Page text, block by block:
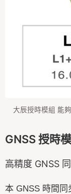
大辰授時模組 能
GNSS 授時
高精度 GNSS
本 GNSS 時間